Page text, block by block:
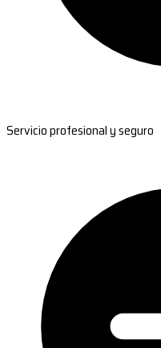
Servicio profesional y seguro